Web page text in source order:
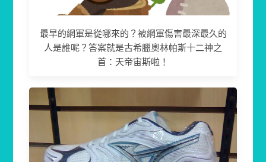
最早的網軍是從哪來的？被網軍傷害最深最久的
人是誰呢？答案就是古希臘奧林帕斯十二神之
首：天帝宙斯啦！